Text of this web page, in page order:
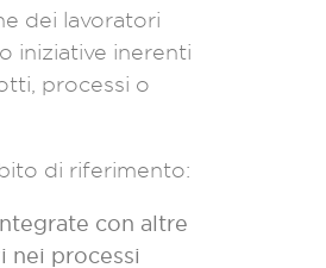
dei lavoratori
iniziative inerenti
processi o
di riferimento:
con altre
nei processi